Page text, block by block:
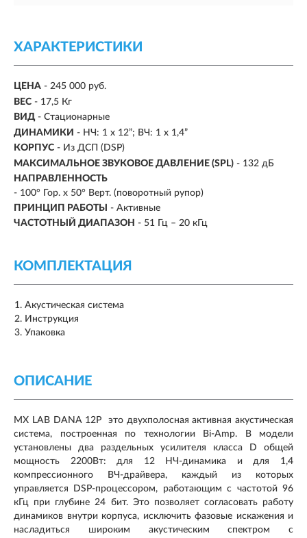
ХАРАКТЕРИСТИКИ
ЦЕНА - 245 000 руб.
ВЕС - 17,5 Кг
ВИД - Стационарные
ДИНАМИКИ - НЧ: 1 х 12”; ВЧ: 1 х 1,4”
КОРПУС - Из ДСП (DSP)
МАКСИМАЛЬНОЕ ЗВУКОВОЕ ДАВЛЕНИЕ (SPL) - 132 дБ
НАПРАВЛЕННОСТЬ
- 100° Гор. x 50° Верт. (поворотный рупор)
ПРИНЦИП РАБОТЫ
- Активные
ЧАСТОТНЫЙ ДИАПАЗОН - 51 Гц – 20 кГц
КОМПЛЕКТАЦИЯ
Акустическая система
Инструкция
Упаковка
ОПИСАНИЕ
MX LAB DANA 12P это двухполосная активная акустическая
система, построенная по технологии Bi-Amp. В модели
установлены два раздельных усилителя класса D общей
мощность 2200Вт: для 12 НЧ-динамика и для 1,4
компрессионного ВЧ-драйвера, каждый из которых
управляется DSP-процессором, работающим с частотой 96
кГц при глубине 24 бит. Это позволяет согласовать работу
динамиков внутри корпуса, исключить фазовые искажения и
насладиться широким акустическим спектром с